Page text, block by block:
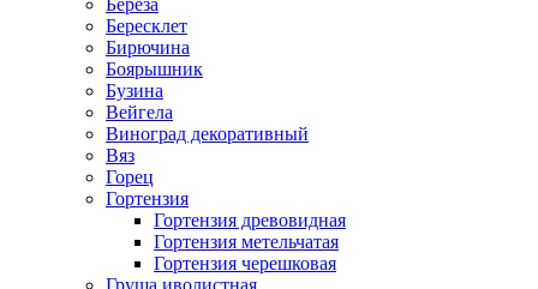
Береза
Бересклет
Бирючина
Боярышник
Бузина
Вейгела
Виноград декоративный
Вяз
Горец
Гортензия
Гортензия древовидная
Гортензия метельчатая
Гортензия черешковая
Груша иволистная